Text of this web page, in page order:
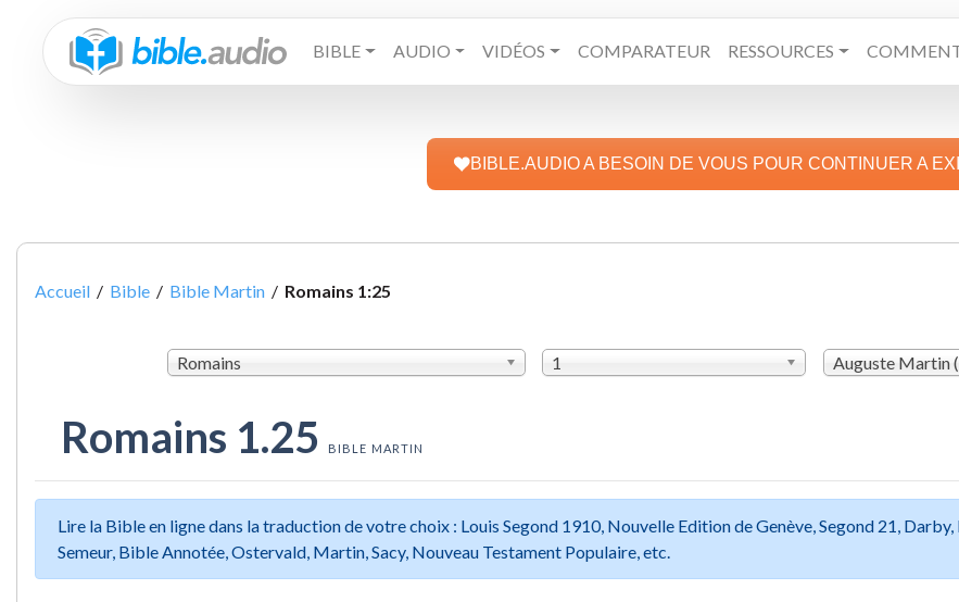
BIBLE AUDIO VIDÉOS COMPARATEUR RESSOURCES
BIBLE.AUDIO A BESOIN DE VOUS POUR CONTINUER A
Accueil / Bible / Bible Martin / Romains 1:25
Romains 1 Auguste Martin
Romains 1.25 BIBLE MARTIN
Lire la Bible en ligne dans la traduction de votre choix : Louis Segond 1910, Nouvelle Edition de Genève, Segond 21,
Semeur, Bible Annotée, Ostervald, Martin, Sacy, Nouveau Testament Populaire, etc.